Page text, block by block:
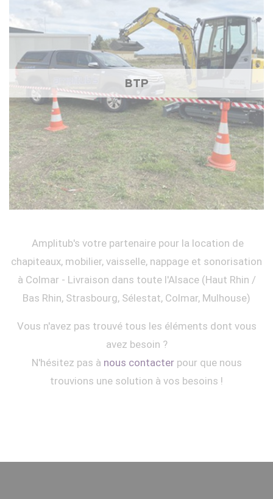
BTP
Amplitub's votre partenaire pour la location de
chapiteaux, mobilier, vaisselle, nappage et sonorisation
à Colmar - Livraison dans toute l'Alsace (Haut Rhin /
Bas Rhin, Strasbourg, Sélestat, Colmar, Mulhouse)
Vous n'avez pas trouvé tous les éléments dont vous
avez besoin ?
N'hésitez pas à nous contacterpour que nous
trouvions une solution à vos besoins !